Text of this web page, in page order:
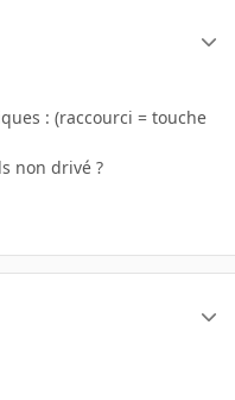
: (raccourci = touche
non drivé ?